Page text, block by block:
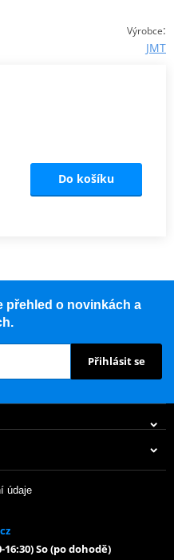
Výrobce:
JMT
Do košíku
přehled o novinkách a
Přihlásit se
údaje
16:30) So (po dohodě)